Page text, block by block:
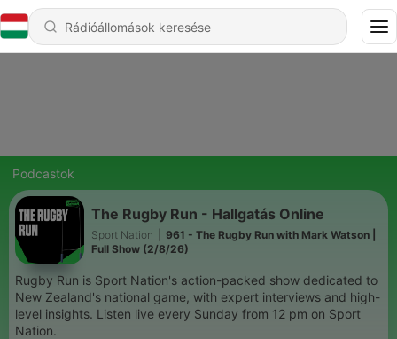
Podcastok
The Rugby Run - Hallgatás Online
Sport Nation
961 - The Rugby Run with Mark Watson |
Full Show (2/8/26)
Rugby Run is Sport Nation's action-packed show dedicated to
New Zealand's national game, with expert interviews and high-
level insights. Listen live every Sunday from 12 pm on Sport
Nation.